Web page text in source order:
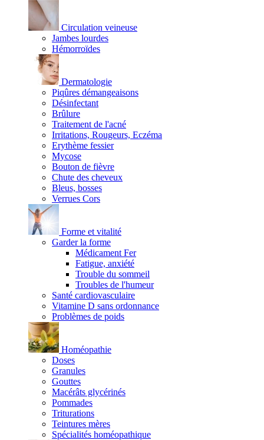
Circulation veineuse
Jambes lourdes
Hémorroïdes
Dermatologie
Piqûres démangeaisons
Désinfectant
Brûlure
Traitement de l'acné
Irritations, Rougeurs, Eczéma
Erythème fessier
Mycose
Bouton de fièvre
Chute des cheveux
Bleus, bosses
Verrues Cors
Forme et vitalité
Garder la forme
Médicament Fer
Fatigue, anxiété
Trouble du sommeil
Troubles de l'humeur
Santé cardiovasculaire
Vitamine D sans ordonnance
Problèmes de poids
Homéopathie
Doses
Granules
Gouttes
Macérâts glycérinés
Pommades
Triturations
Teintures mères
Spécialités homéopathique